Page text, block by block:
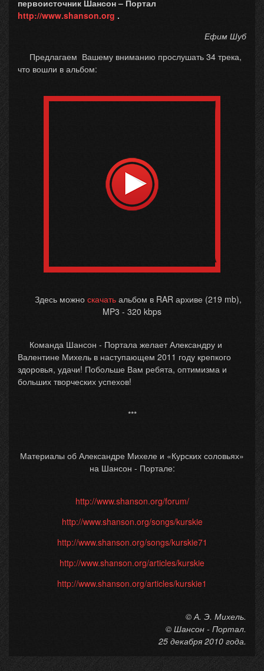
первоисточник Шансон – Портал
http://www.shanson.org .
Ефим Шуб
Предлагаем Вашему вниманию прослушать 34 трека,
что вошли в альбом:
Здесь можно скачатьальбом в RAR архиве (219 mb),
MP3 - 320 kbps
Команда Шансон - Портала желает Александру и
Валентине Михель в наступающем 2011 году крепкого
здоровья, удачи! Побольше Вам ребята, оптимизма и
больших творческих успехов!
***
Материалы об Александре Михеле и «Курских соловьях»
на Шансон - Портале:
http://www.shanson.org/forum/
http://www.shanson.org/songs/kurskie
http://www.shanson.org/songs/kurskie71
http://www.shanson.org/articles/kurskie
http://www.shanson.org/articles/kurskie1
© А. Э. Михель.
© Шансон - Портал.
25 декабря 2010 года.